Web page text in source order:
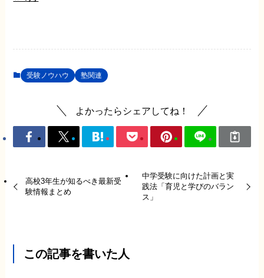
受験ノウハウ 塾関連
よかったらシェアしてね！
高校3年生が知るべき最新受
験情報まとめ
中学受験に向けた計画と実
践法「育児と学びのバラン
ス」
この記事を書いた人